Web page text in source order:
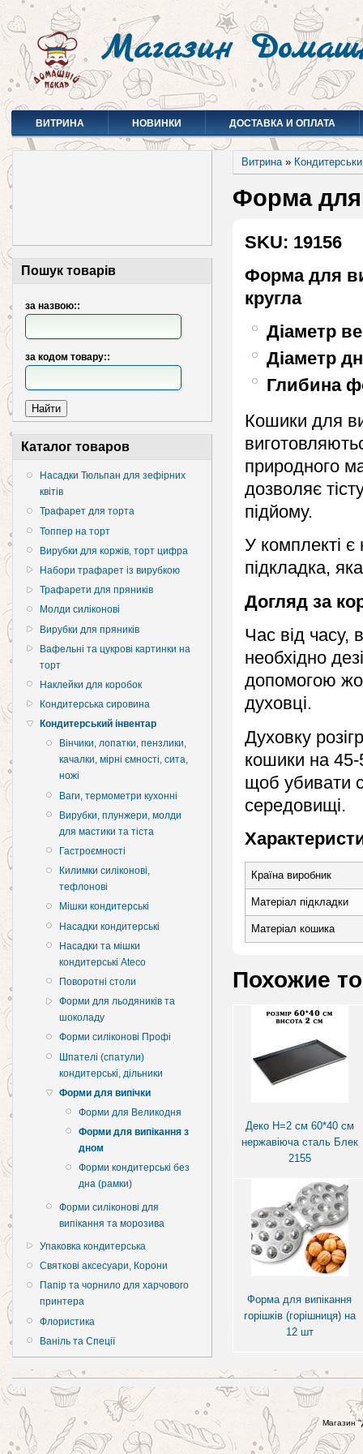
Магазин
ВИТРИНА НОВИНКИ ДОСТАВКА И ОПЛАТА
Пошук товарів
за назвою::
за кодом товару::
Каталог товаров
Насадки Тюльпан для зефірних
квітів
Трафарет для торта
Топпер на торт
Вирубки для коржів, торт цифра
Набори трафарет із вирубкою
Трафарети для пряників
Молди силіконові
Вирубки для пряників
Вафельні та цукрові картинки на
торт
Наклейки для коробок
Кондитерська сировина
Кондитерський інвентар
Вінчики, лопатки, пензлики,
качалки, мірні ємності, сита,
ножі
Ваги, термометри кухонні
Вирубки, плунжери, молди
для мастики та тіста
Гастроємності
Килимки силіконові,
тефлонові
Мішки кондитерські
Насадки кондитерські
Насадки та мішки
кондитерські Ateco
Поворотні столи
Форми для льодяників та
шоколаду
Форми силіконові Профі
Шпателі (спатули)
кондитерські, дільники
Форми для випічки
Форми для Великодня
Форми для випікання з
дном
Форми кондитерські без
дна (рамки)
Форми силіконові для
випікання та морозива
Упаковка кондитерська
Святкові аксесуари, Корони
Папір та чорнило для харчового
принтера
Флористика
Ваніль та Спеції
Витрина»
Форма для
SKU: 19156
Форма для
кругла
Діаметр
Діаметр
Глибина
Кошики для
природного
дозволяє
підйому.
У комплекті
підкладка,
Догляд за
Час від часу,
необхідно
допомогою
духовці.
Духовку
кошики на 45-
щоб убивати
середовищі.
Країна виробник
Матеріал підкладки
Матеріал кошика
Похожие
Деко H=2 см 60*40 см
нержавіюча сталь Блек
2155
Форма для випікання
горішків (горішниця) на
12 шт
Магазин